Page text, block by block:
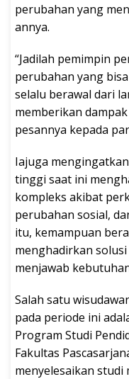
perubahan yang
annya.
“Jadilah pemimpin
perubahan yang
selalu berawal dari
memberikan
pesannya kepada
Iajuga
tinggi saat ini
kompleks akibat
perubahan sosial,
itu, kemampuan
menghadirkan
menjawab
Salah satu
pada periode ini
Program Studi
Fakultas
menyelesaikan